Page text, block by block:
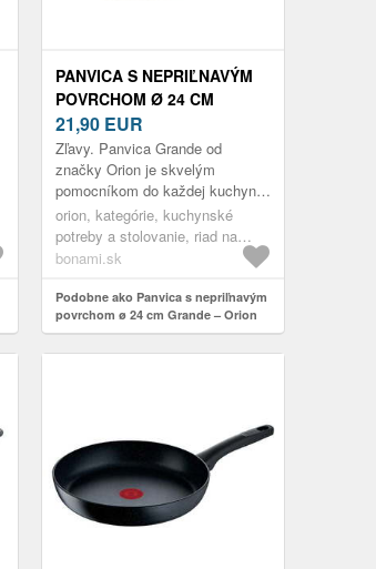
PANVICA S NEPRIĽNAVÝM
POVRCHOM Ø 24 CM
GRANDE – ORION
21,90 EUR
Zľavy. Panvica Grande od
značky Orion je skvelým
pomocníkom do každej kuchyne.
Jej korpus je vyrobený z liatej
hliníkovej zliatiny, ktorá zaisťuje
tvarovú...
orion, kategórie, kuchynské
potreby a stolovanie, riad na
varenie, panvice
bonami.sk
Podobne ako Panvica s nepriľnavým
povrchom ø 24 cm Grande – Orion